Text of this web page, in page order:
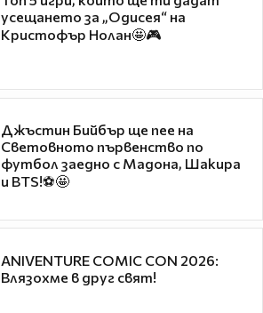
усещането за „Одисея“ на
Кристофър Нолан🤩🎮
Джъстин Бийбър ще пее на
Световното първенство по
футбол заедно с Мадона, Шакира
и BTS!⚽🤩
ANIVENTURE COMIC CON 2026:
Влязохме в друг свят!